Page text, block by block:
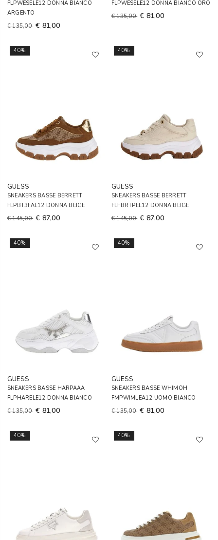
FLPWESELE12 DONNA BIANCO
ARGENTO
€ 135,00 € 81,00
FLPWESELE12 DONNA BIANCO ORO
€ 135,00 € 81,00
40%
GUESS
SNEAKERS BASSE BERRETT
FLPBT3FAL12 DONNA BEIGE
€ 145,00 € 87,00
40%
GUESS
SNEAKERS BASSE BERRETT
FLFBRTPEL12 DONNA BEIGE
€ 145,00 € 87,00
40%
GUESS
SNEAKERS BASSE HARPAAA
FLPHARELE12 DONNA BIANCO
€ 135,00 € 81,00
40%
GUESS
SNEAKERS BASSE WHIMOH
FMPWIMLEA12 UOMO BIANCO
€ 135,00 € 81,00
40% 40%